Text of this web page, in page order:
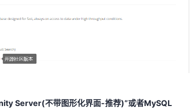
Server(不带图形化界面-推荐)”或者MySQL